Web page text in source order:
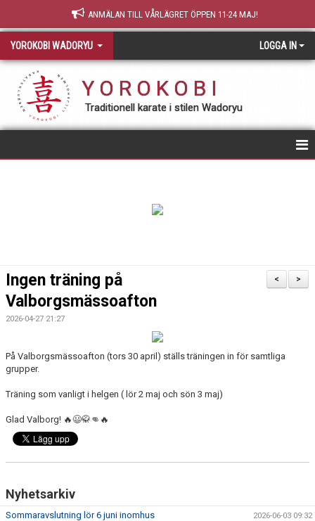
ANMÄLAN TILL VÅRLÄGRET ÖPPEN 11-24 MAJ!
YOROKOBI WADORYU LOGGA IN
Y O R O K O B I
Traditionell karate i stilen Wadoryu
OM YOROKOBI
HITTA HIT
FÖR INSTRUKTÖRER
>
<
Ingen träning på
Valborgsmässoafton
2026-04-27 21:27
På Valborgsmässoafton (tors 30 april) ställs träningen in för samtliga
grupper.
Träning som vanligt i helgen ( lör 2 maj och sön 3 maj)
Glad Valborg! 🔥😃🥋👊🔥
Nyhetsarkiv
Sommaravslutning lör 6 juni inomhus 2026-06-03 09:32